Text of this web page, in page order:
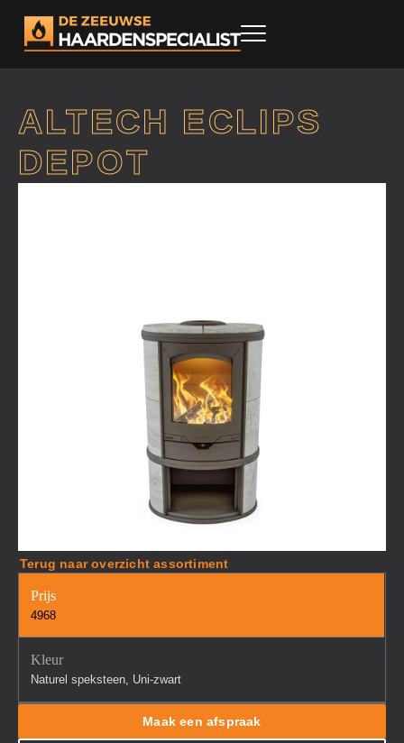
ALTECH ECLIPS
DEPOT
Terug naar overzicht assortiment
Prijs
4968
Kleur
Naturel speksteen, Uni-zwart
Maak een afspraak